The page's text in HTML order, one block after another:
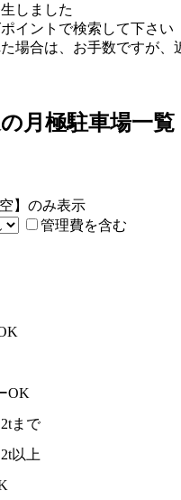
しました
イントで検索して下さい
場合は、お手数ですが
月極駐車場一覧
空】のみ表示
管理費を含む
OK
まで
以上